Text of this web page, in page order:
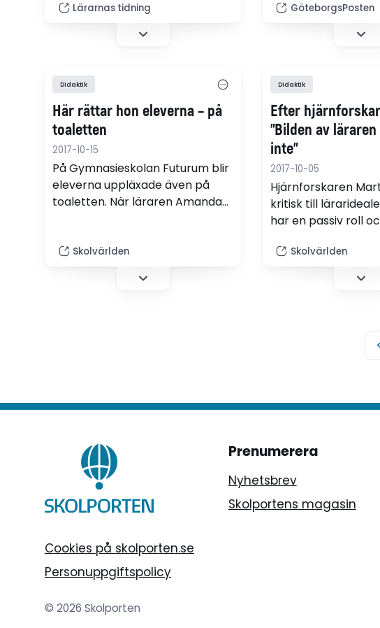
övriga förmågorna inom ämnet,
Lärarnas tidning
Men varför? Kanske
studenterna som
gästkolumnisten
GöteborgsPosten
Didaktik
Här rättar hon eleverna – på
toaletten
2017-10-15
På Gymnasieskolan Futurum blir
eleverna uppläxade även på
toaletten. När läraren Amanda
det med massor av lappar – och
la upp på Instagram.
Skolvärlden
Didaktik
Efter
”Bilden av
inte”
2017-10-05
Hjärnforskaren
kritisk till
har en passiv roll
dag – inte hos mig
mina kollegor",
Skolvärlden
Cookies på skolporten.se
Personuppgiftspolicy
© 2026 Skolporten
Prenumerera
Nyhetsbrev
Skolportens magasin